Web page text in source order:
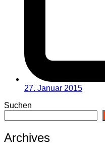
27. Januar 2015
Suchen
Archives